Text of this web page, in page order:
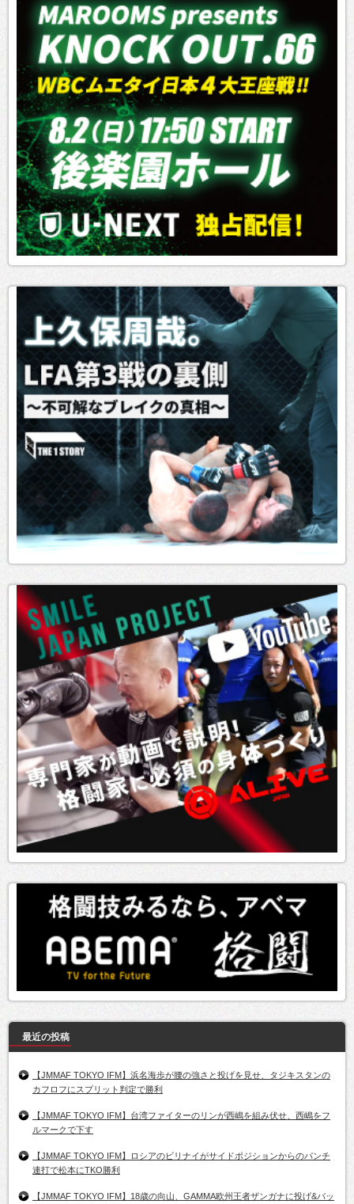
最近の投稿
【JMMAF TOKYO IFM】浜名海歩が腰の強さと投げを見せ、タジキスタンの
カフロフにスプリット判定で勝利
【JMMAF TOKYO IFM】台湾ファイターのリンが西嶋を組み伏せ、西嶋をフ
ルマークで下す
【JMMAF TOKYO IFM】ロシアのビリナイがサイドポジションからのパンチ
連打で松本にTKO勝利
【JMMAF TOKYO IFM】18歳の向山、GAMMA欧州王者ザンガナに投げ&バッ